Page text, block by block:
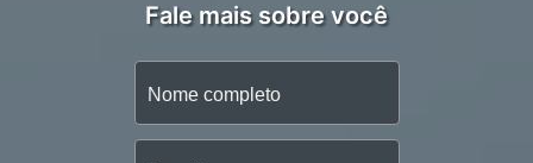
Fale mais sobre você